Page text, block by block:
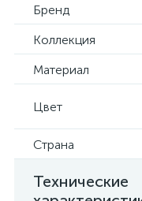
Бренд
Коллекция
Материал
Цвет
Страна
Технические